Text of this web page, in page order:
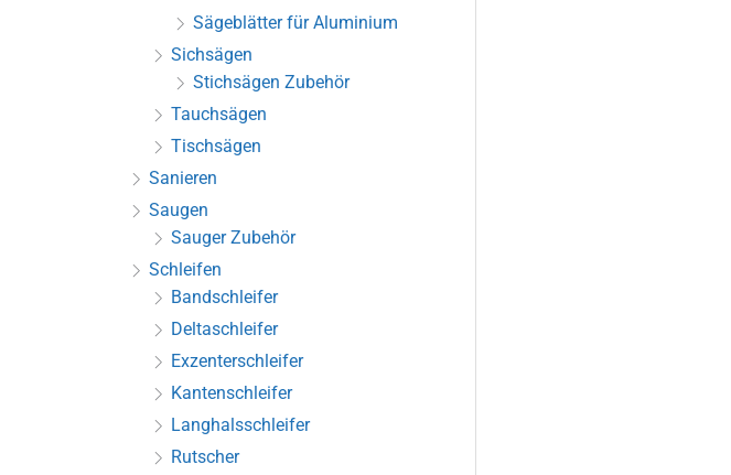
Sägeblätter für Aluminium
Sichsägen
Stichsägen Zubehör
Tauchsägen
Tischsägen
Sanieren
Saugen
Sauger Zubehör
Schleifen
Bandschleifer
Deltaschleifer
Exzenterschleifer
Kantenschleifer
Langhalsschleifer
Rutscher